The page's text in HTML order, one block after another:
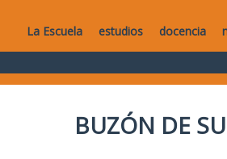
La Escuela estudios docencia
BUZÓN DE